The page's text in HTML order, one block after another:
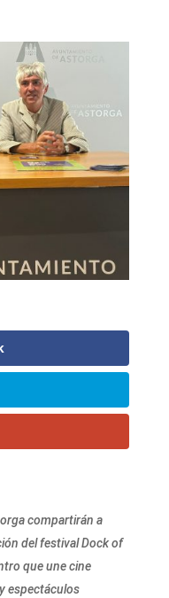
compartirán a
del festival Dock of
que une cine
espectáculos